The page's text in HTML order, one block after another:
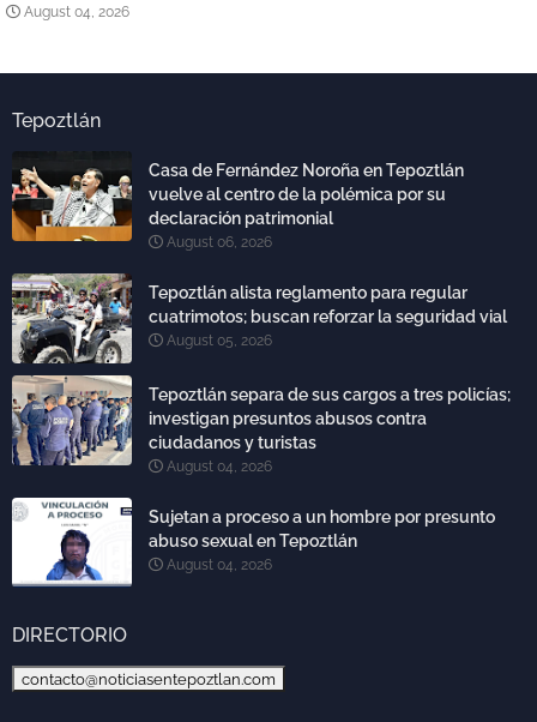
August 04, 2026
Tepoztlán
Casa de Fernández Noroña en Tepoztlán
vuelve al centro de la polémica por su
declaración patrimonial
August 06, 2026
Tepoztlán alista reglamento para regular
cuatrimotos; buscan reforzar la seguridad vial
August 05, 2026
Tepoztlán separa de sus cargos a tres policías;
investigan presuntos abusos contra
ciudadanos y turistas
August 04, 2026
Sujetan a proceso a un hombre por presunto
abuso sexual en Tepoztlán
August 04, 2026
DIRECTORIO
contacto@noticiasentepoztlan.com